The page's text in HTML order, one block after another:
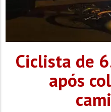
Ciclista de
após